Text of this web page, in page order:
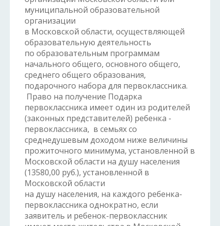
муниципальной образовательной
организации
в Московской области, осуществляющей
образовательную деятельность
по образовательным программам
начального общего, основного общего,
среднего общего образования,
подарочного набора для первоклассника.
Право на получение Подарка
первоклассника имеет один из родителей
(законных представителей) ребенка -
первоклассника, в семьях со
среднедушевым доходом ниже величины
прожиточного минимума, установленной в
Московской области на душу населения
(13580,00 руб.), установленной в
Московской области
на душу населения, на каждого ребенка-
первоклассника однократно, если
заявитель и ребенок-первоклассник